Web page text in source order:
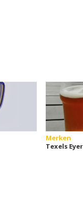
Merken
Texels